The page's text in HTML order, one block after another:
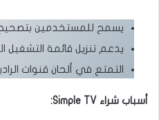
يسمح للمستخدمين
يدعم تنزيل قائمة التشغيل
التمتع في ألحان قنوات
أسباب شراء Simple TV: